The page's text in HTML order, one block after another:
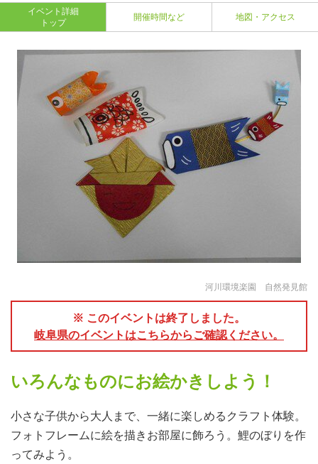
イベント詳細
トップ
開催時間など 地図・アクセス
河川環境楽園 自然発見館
※ このイベントは終了しました。
岐阜県のイベントはこちらからご確認ください。
いろんなものにお絵かきしよう！
小さな子供から大人まで、一緒に楽しめるクラフト体験。
フォトフレームに絵を描きお部屋に飾ろう。鯉のぼりを作
ってみよう。